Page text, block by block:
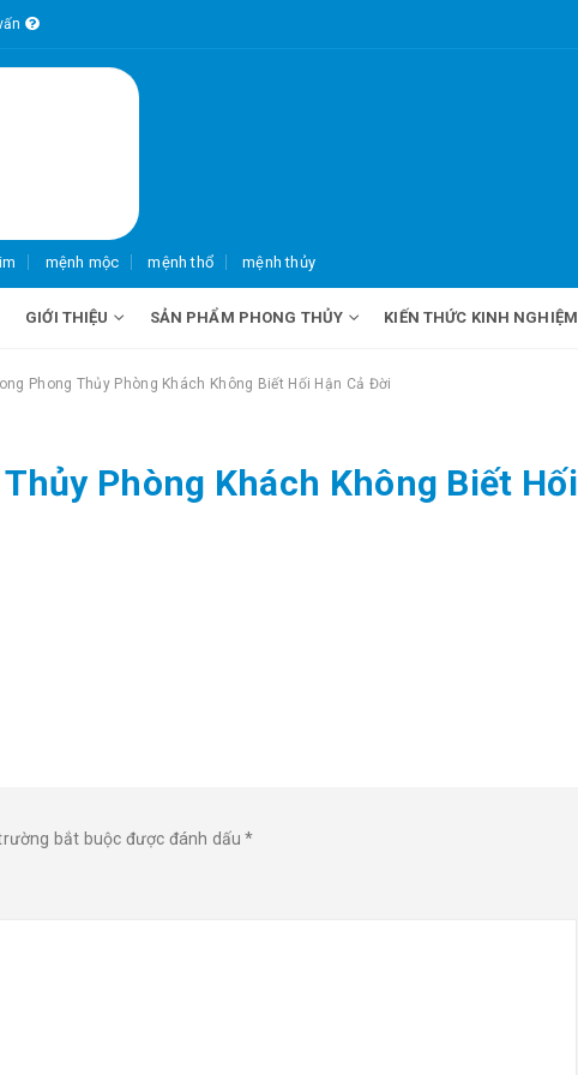
mệnh mộc mệnh thổ mệnh thủy
GIỚI THIỆU SẢN PHẨM PHONG THỦY KIẾN THỨC KINH NGHIỆM
Phong Thủy Phòng Khách Không Biết Hối Hận Cả Đời
Phòng Khách Không Biết Hối
bắt buộc được đánh dấu*